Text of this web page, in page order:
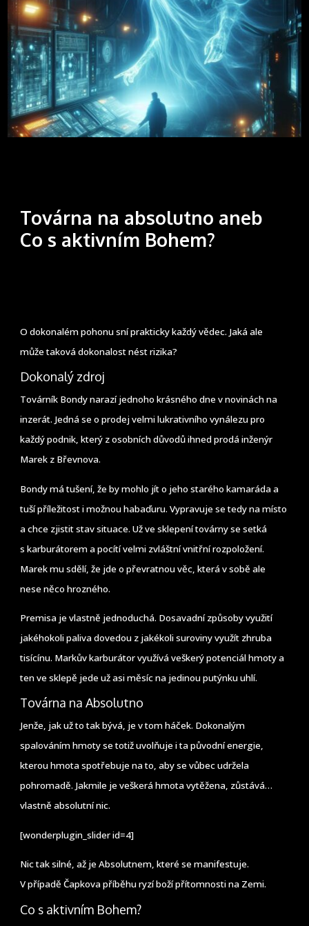
Továrna na absolutno aneb
Co s aktivním Bohem?
O dokonalém pohonu sní prakticky každý vědec. Jaká ale
může taková dokonalost nést rizika?
Dokonalý zdroj
Továrník Bondy narazí jednoho krásného dne v novinách na
inzerát. Jedná se o prodej velmi lukrativního vynálezu pro
každý podnik, který z osobních důvodů ihned prodá inženýr
Marek z Břevnova.
Bondy má tušení, že by mohlo jít o jeho starého kamaráda a
tuší příležitost i možnou habaďuru. Vypravuje se tedy na místo
a chce zjistit stav situace. Už ve sklepení továrny se setká
s karburátorem a pocítí velmi zvláštní vnitřní rozpoložení.
Marek mu sdělí, že jde o převratnou věc, která v sobě ale
nese něco hrozného.
Premisa je vlastně jednoduchá. Dosavadní způsoby využití
jakéhokoli paliva dovedou z jakékoli suroviny využít zhruba
tisícínu. Markův karburátor využívá veškerý potenciál hmoty a
ten ve sklepě jede už asi měsíc na jedinou putýnku uhlí.
Továrna na Absolutno
Jenže, jak už to tak bývá, je v tom háček. Dokonalým
spalováním hmoty se totiž uvolňuje i ta původní energie,
kterou hmota spotřebuje na to, aby se vůbec udržela
pohromadě. Jakmile je veškerá hmota vytěžena, zůstává…
vlastně absolutní nic.
[wonderplugin_slider id=4]
Nic tak silné, až je Absolutnem, které se manifestuje.
V případě Čapkova příběhu ryzí boží přítomnosti na Zemi.
Co s aktivním Bohem?